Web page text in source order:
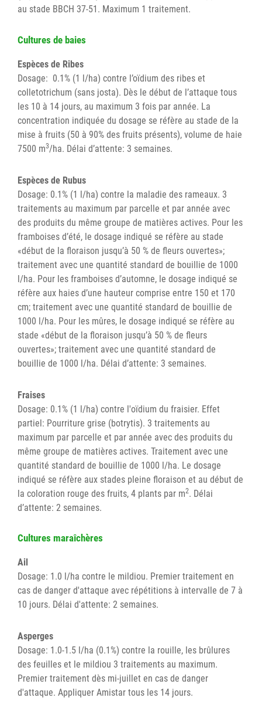
au stade BBCH 37-51. Maximum 1 traitement.
Cultures de baies
Espèces de Ribes
Dosage: 0.1% (1 l/ha) contre l’oïdium des ribes et
colletotrichum (sans josta). Dès le début de l’attaque tous
les 10 à 14 jours, au maximum 3 fois par année. La
concentration indiquée du dosage se réfère au stade de la
mise à fruits (50 à 90% des fruits présents), volume de haie
7500 m3/ha. Délai d’attente: 3 semaines.
Espèces de Rubus
Dosage: 0.1% (1 l/ha) contre la maladie des rameaux. 3
traitements au maximum par parcelle et par année avec
des produits du même groupe de matières actives. Pour les
framboises d’été, le dosage indiqué se réfère au stade
«début de la floraison jusqu’à 50 % de fleurs ouvertes»;
traitement avec une quantité standard de bouillie de 1000
l/ha. Pour les framboises d’automne, le dosage indiqué se
réfère aux haies d’une hauteur comprise entre 150 et 170
cm; traitement avec une quantité standard de bouillie de
1000 l/ha. Pour les mûres, le dosage indiqué se réfère au
stade «début de la floraison jusqu’à 50 % de fleurs
ouvertes»; traitement avec une quantité standard de
bouillie de 1000 l/ha. Délai d’attente: 3 semaines.
Fraises
Dosage: 0.1% (1 l/ha) contre l'oïdium du fraisier. Effet
partiel: Pourriture grise (botrytis). 3 traitements au
maximum par parcelle et par année avec des produits du
même groupe de matières actives. Traitement avec une
quantité standard de bouillie de 1000 l/ha. Le dosage
indiqué se réfère aux stades pleine floraison et au début de
la coloration rouge des fruits, 4 plants par m2. Délai
d’attente: 2 semaines.
Cultures maraîchères
Ail
Dosage: 1.0 l/ha contre le mildiou. Premier traitement en
cas de danger d'attaque avec répétitions à intervalle de 7 à
10 jours. Délai d'attente: 2 semaines.
Asperges
Dosage: 1.0-1.5 l/ha (0.1%) contre la rouille, les brûlures
des feuilles et le mildiou 3 traitements au maximum.
Premier traitement dès mi-juillet en cas de danger
d'attaque. Appliquer Amistar tous les 14 jours.